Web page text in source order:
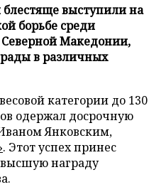
выступили на
борьбе среди
Северной Македонии,
в различных
категории до 130
одержал досрочную
Янковским,
. Этот успех принес
высшую награду